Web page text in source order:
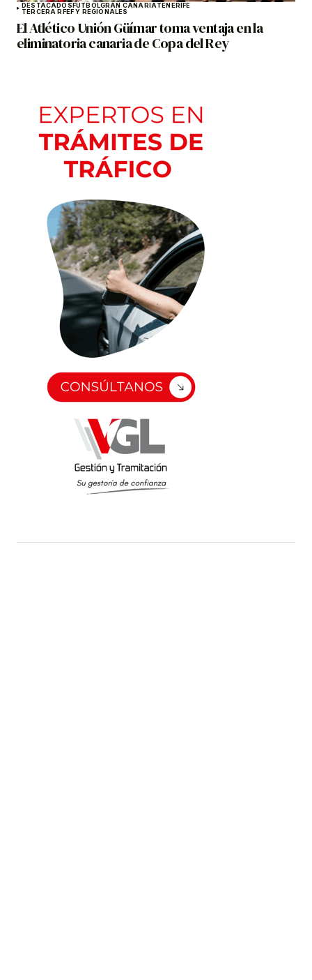
DESTACADOSFÚTBOLGRAN CANARIATENERIFE
TERCERA RFEF Y REGIONALES
El Atlético Unión Güímar toma ventaja en la
eliminatoria canaria de Copa del Rey